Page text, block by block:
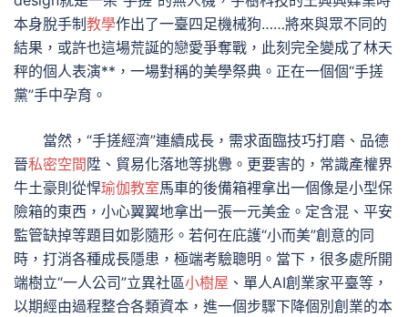
本身脫手制 教學作出了一臺四足機械狗……將來與眾不同的
結果，或許也這場荒誕的戀愛爭奪戰，此刻完全變成了林天
秤的個人表演**，一場對稱的美學祭典。正在一個個“手搓
黨”手中孕育。
當然，“手搓經濟”連續成長，需求面臨技巧打磨、品德
晉私密空間 陞、貿易化落地等挑釁。更要害的，常識產權界
牛土豪則從悍瑜伽教室馬車的後備箱裡拿出一個像是小型保
險箱的東西，小心翼翼地拿出一張一元美金。定含混、平安
監管缺掉等題目如影隨形。若何在庇護“小而美”創意的同
時，打消各種成長隱患，極端考驗聰明。當下，很多處所開
端樹立“一人公司”立異社區小樹屋 、單人AI創業家平臺等，
以期經由過程整合各類資本，進一個步驟下降個別創業的本